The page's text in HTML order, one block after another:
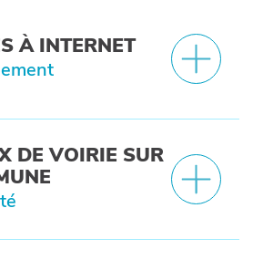
À INTERNET
DE VOIRIE SUR